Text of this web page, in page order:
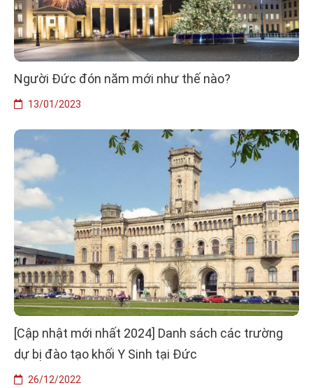
Người Đức đón năm mới như thế nào?
13/01/2023
[Cập nhật mới nhất 2024] Danh sách các trường
dự bị đào tạo khối Y Sinh tại Đức
26/12/2022